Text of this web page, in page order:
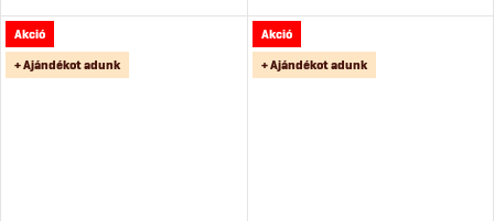
kölyökkutyák számára 1 hónapos
kortól. A granulátum 50% friss
húst és rizst tartalmaz. A
rizzsel. A szuperprémium
élelmiszer búzamentes és
prebiotikumokat tartalmaz. A...
Akció
+ Ajándékot adunk
Akció
+ Ajándékot adunk